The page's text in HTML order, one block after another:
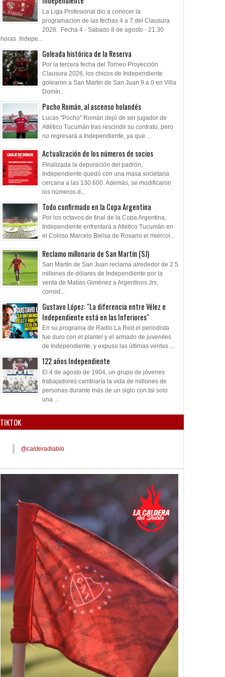
La Liga Profesional dio a conocer la
programacion de las fechas 4 a 7 del Clausura
2026. Fecha 4 - Sábado 8 de agosto - 21.30
horas Indepe...
Goleada histórica de la Reserva
Por la tercera fecha del Torneo Proyección
Clausura 2026, los chicos de Independiente
golearon a San Martín de San Juan 9 a 0 en Villa
Domín...
Pocho Román, al ascenso holandés
Lucas "Pocho" Román dejó de ser jugador de
Atlético Tucumán tras rescindir su contrato, pero
no regresará a Independiente, ya que ...
Actualización de los números de socios
Finalizada la depuración del padrón,
Independiente quedó con una masa societaria
cercana a las 130.600. Además, se modificaron
los números d...
Todo confirmado en la Copa Argentina
Por los octavos de final de la Copa Argentina,
Independiente enfrentará a Atlético Tucumán en
el Coloso Marcelo Bielsa de Rosario el miércol...
Reclamo millonario de San Martín (SJ)
San Martín de San Juan reclama alrededor de 2.5
millones de dólares de Independiente por la
venta de Matías Giménez a Argentinos Jrs,
consid...
Gustavo López: "La diferencia entre Vélez e
Independiente está en las Inferiores"
En su programa de Radio La Red el periodista
fue duro con el plantel y el armado de juveniles
de Independiente, y expuso las últimas ventas ...
122 años Independiente
El 4 de agosto de 1904, un grupo de jóvenes
trabajadores cambiaría la vida de millones de
personas durante más de un siglo con tal solo
una ...
TIKTOK
@calderadiablo